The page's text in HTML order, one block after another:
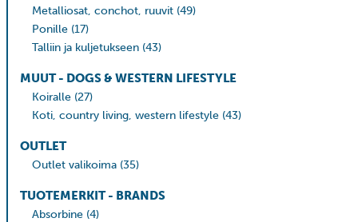
Metalliosat, conchot, ruuvit (49)
Ponille (17)
Talliin ja kuljetukseen (43)
MUUT - DOGS & WESTERN LIFESTYLE
Koiralle (27)
Koti, country living, western lifestyle (43)
OUTLET
Outlet valikoima (35)
TUOTEMERKIT - BRANDS
Absorbine (4)